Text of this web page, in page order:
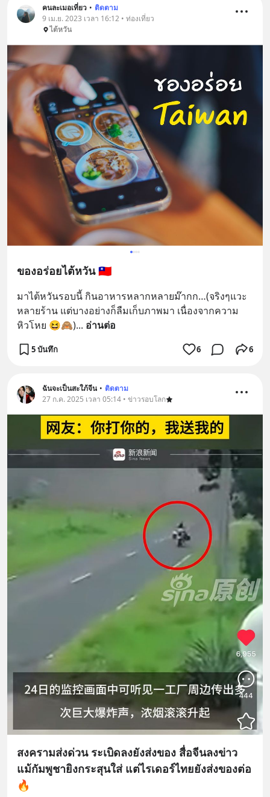
คนละเมอเที่ยว • ติดตาม
9 เม.ย. 2023 เวลา 16:12 • ท่องเที่ยว
ไต้หวัน
ของอร่อยไต้หวัน 🇹🇼
มาไต้หวันรอบนี้ กินอาหารหลากหลายม๊ากก…(จริงๆแวะ
หลายร้าน แต่บางอย่างก็ลืมเก็บภาพมา เนื่องจากความ
หิวโหย 😆🙈)... อ่านต่อ
5 บันทึก 6 6
ฉันจะเป็นสะใภ้จีน • ติดตาม
27 ก.ค. 2025 เวลา 05:14 • ข่าวรอบโลก
สงครามส่งด่วน ระเบิดลงยังส่งของ สื่อจีนลงข่าว
แม้กัมพูชายิงกระสุนใส่ แต่ไรเดอร์ไทยยังส่งของต่อ
🔥